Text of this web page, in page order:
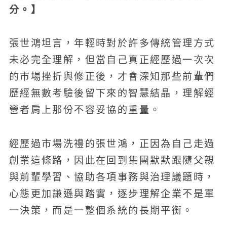
分。】
張世鴻坦言，年輕時對於許多傳統管理方式
未必完全理解，但當自己真正經歷過一次次
的市場挫折與修正後，才會深知那些前輩們
歷經無數考驗後留下來的智慧結晶，理解經
營者肩上那份不容妥協的重量。
經歷過市場洗禮的張世鴻，正因為自己走過
創業這條路，因此在回到集團默默跟隨父親
與前輩學習、協助各項事務與治理議題時，
心態更加謙遜與踏實，逐步理解企業不是單
一決策，而是一整個系統的長期平衡。